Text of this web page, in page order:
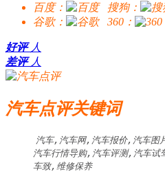
百度：
搜狗：
谷歌：
360：
好评 人
差评 人
汽车点评关键词
汽车,汽车网,汽车报价,汽车图
汽车行情导购,汽车评测,汽车
车致,维修保养